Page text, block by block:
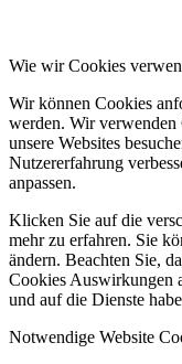
Wie wir Cookies
Wir können Cookies
werden. Wir
unsere Websites
Nutzererfahrung
anpassen.
Klicken Sie auf die
mehr zu erfahren. Sie
ändern. Beachten Sie,
Cookies Auswirkungen
und auf die Dienste
Notwendige Website